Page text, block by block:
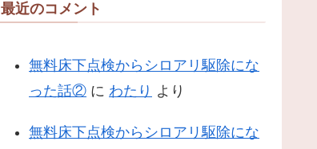
最近のコメント
無料床下点検からシロアリ駆除にな
った話② に わたり より
無料床下点検からシロアリ駆除にな